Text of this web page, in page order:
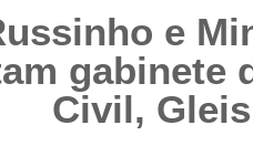
e
gabinete
Civil,